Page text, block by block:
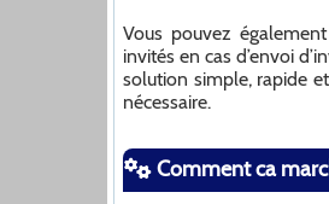
Vous pouvez
invités en cas d’envoi
solution simple, rapide
nécessaire.
Comment ca